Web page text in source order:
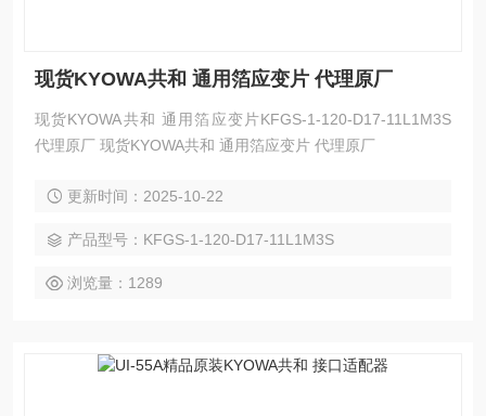
现货KYOWA共和 通用箔应变片 代理原厂
现货KYOWA共和 通用箔应变片KFGS-1-120-D17-11L1M3S
代理原厂 现货KYOWA共和 通用箔应变片 代理原厂
更新时间：2025-10-22
产品型号：KFGS-1-120-D17-11L1M3S
浏览量：1289